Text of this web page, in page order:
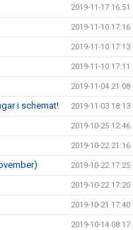
2019-11-17 16:51
2019-11-10 17:16
2019-11-10 17:13
2019-11-10 17:11
2019-11-04 21:08
i schemat! 2019-11-03 18:13
2019-10-25 12:46
2019-10-22 21:16
2019-10-22 17:25
2019-10-22 17:20
2019-10-21 17:40
2019-10-14 08:17